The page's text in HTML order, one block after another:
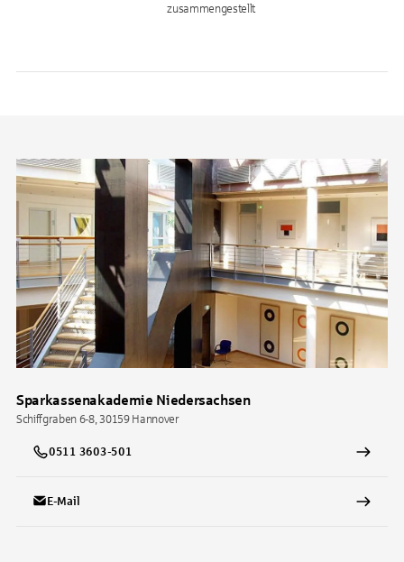
zusammengestellt
Sparkassenakademie Niedersachsen
Schiffgraben 6-8, 30159 Hannover
0511 3603-501
E-Mail